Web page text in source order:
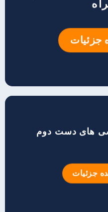
جزئیات
های دست دوم
جزئیات